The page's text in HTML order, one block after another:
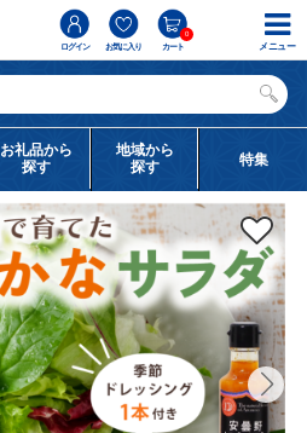
ログイン お気に入り カート
0
お礼品から
探す
地域から
探す
特集
メニュー